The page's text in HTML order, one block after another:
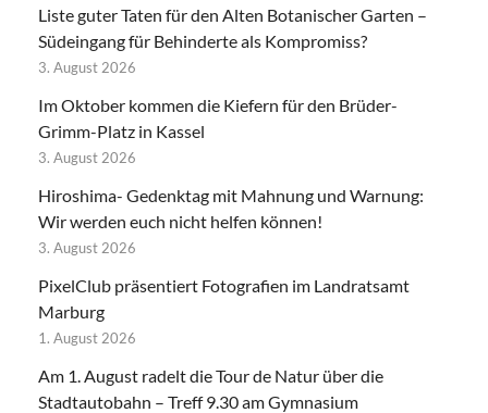
Liste guter Taten für den Alten Botanischer Garten –
Südeingang für Behinderte als Kompromiss?
3. August 2026
Im Oktober kommen die Kiefern für den Brüder-
Grimm-Platz in Kassel
3. August 2026
Hiroshima- Gedenktag mit Mahnung und Warnung:
Wir werden euch nicht helfen können!
3. August 2026
PixelClub präsentiert Fotografien im Landratsamt
Marburg
1. August 2026
Am 1. August radelt die Tour de Natur über die
Stadtautobahn – Treff 9.30 am Gymnasium